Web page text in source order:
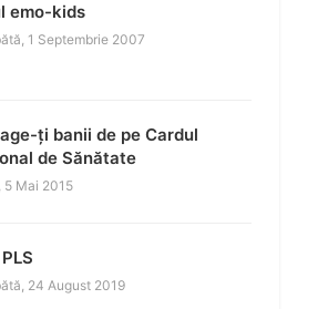
emo-kids
1 Septembrie 2007
ți banii de pe Cardul
de Sănătate
5 Mai 2015
24 August 2019